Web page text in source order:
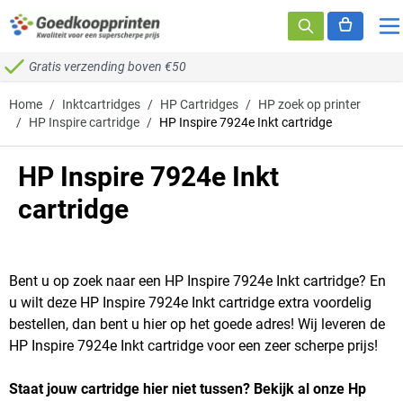
Ga naar de inhoud
Gratis verzending boven €50
Home / Inktcartridges / HP Cartridges / HP zoek op printer
/ HP Inspire cartridge / HP Inspire 7924e Inkt cartridge
HP Inspire 7924e Inkt
cartridge
Bent u op zoek naar een HP Inspire 7924e Inkt cartridge? En
u wilt deze HP Inspire 7924e Inkt cartridge extra voordelig
bestellen, dan bent u hier op het goede adres! Wij leveren de
HP Inspire 7924e Inkt cartridge voor een zeer scherpe prijs!
Staat jouw cartridge hier niet tussen? Bekijk al onze Hp